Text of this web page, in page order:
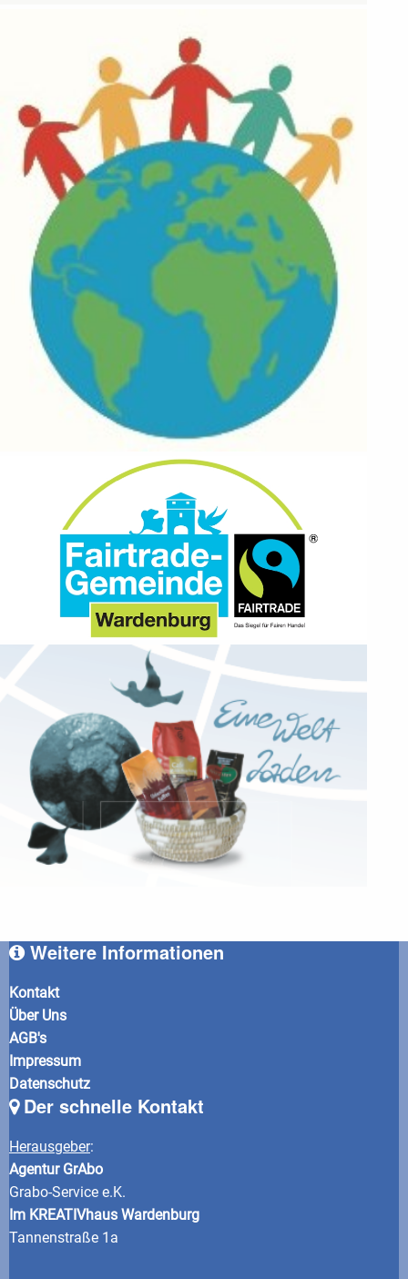
Weitere Informationen
Kontakt
Über Uns
AGB's
Impressum
Datenschutz
Der schnelle Kontakt
Herausgeber:
Agentur GrAbo
Grabo-Service e.K.
Im KREATIVhaus Wardenburg
Tannenstraße 1a